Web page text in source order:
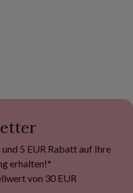
5 EUR Rabatt auf Ihre
erhalten!*
von 30 EUR